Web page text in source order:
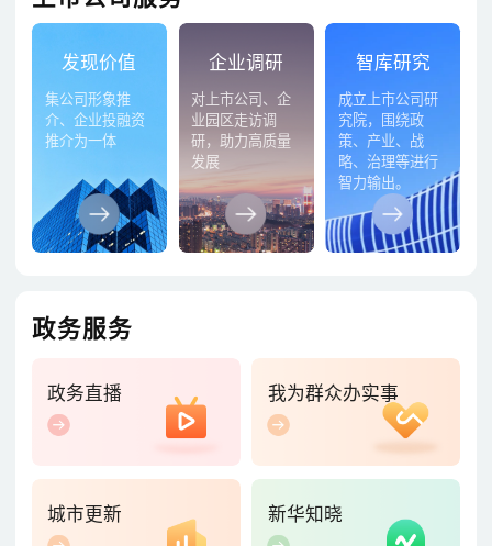
发现价值
集公司形象推
介、企业投融资
推介为一体
企业调研
对上市公司、企
业园区走访调
研，助力高质量
发展
智库研究
成立上市公司研
究院，围绕政
策、产业、战
略、治理等进行
智力输出。
政务服务
政务直播 我为群众办实事
城市更新 新华知晓